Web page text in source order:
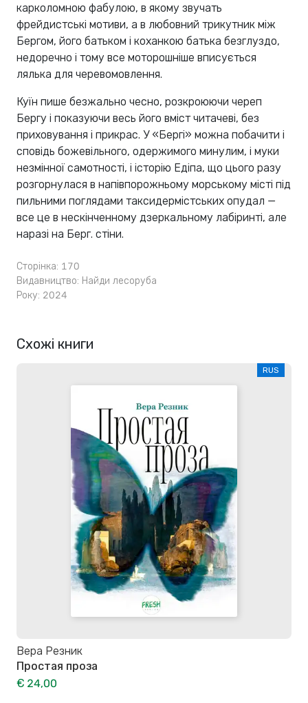
карколомною фабулою, в якому звучать
фрейдистські мотиви, а в любовний трикутник між
Бергом, його батьком і коханкою батька безглуздо,
недоречно і тому все моторошніше вписується
лялька для черевомовлення.
Куїн пише безжально чесно, розкроюючи череп
Бергу і показуючи весь його вміст читачеві, без
приховування і прикрас. У «Бергі» можна побачити і
сповідь божевільного, одержимого минулим, і муки
незмінної самотності, і історію Едіпа, що цього разу
розгорнулася в напівпорожньому морському місті під
пильними поглядами таксидермістських опудал —
все це в нескінченному дзеркальному лабіринті, але
наразі на Берг. стіни.
Сторінка: 170
Видавництво: Найди лесоруба
Року: 2024
Схожі книги
RUS
Вера Резник
Простая проза
€ 24,00